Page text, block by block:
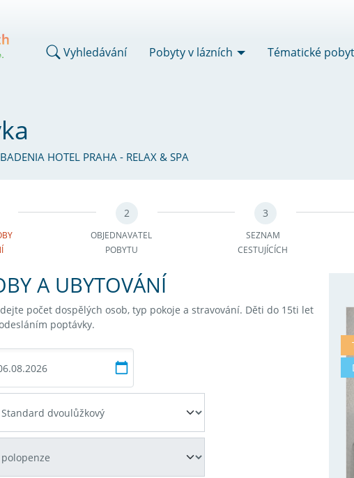
Vyhledávání Pobyty v lázních Tématické
HOTEL PRAHA - RELAX & SPA
2 3
OBJEDNAVATEL
POBYTU
SEZNAM
CESTUJÍCÍCH
A UBYTOVÁNÍ
počet dospělých osob, typ pokoje a stravování. Děti do 15ti let
poptávky.